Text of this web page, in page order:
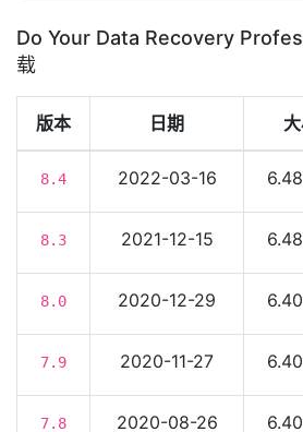
Do Your Data Recovery
载
版本 日期
8.4 2022-03-16
8.3 2021-12-15
8.0 2020-12-29
7.9 2020-11-27
7.8 2020-08-26